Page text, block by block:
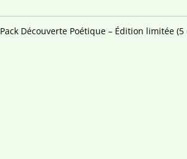
Pack Découverte Poétique – Édition limitée (5